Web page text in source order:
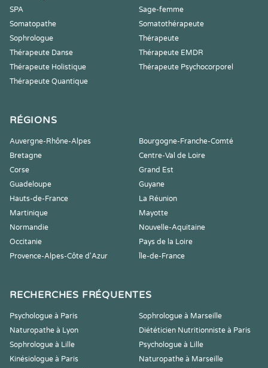
SPA
Sage-femme
Somatopathe
Somatothérapeute
Sophrologue
Thérapeute
Thérapeute Danse
Thérapeute EMDR
Thérapeute Holistique
Thérapeute Psychocorporel
Thérapeute Quantique
RÉGIONS
Auvergne-Rhône-Alpes
Bourgogne-Franche-Comté
Bretagne
Centre-Val de Loire
Corse
Grand Est
Guadeloupe
Guyane
Hauts-de-France
La Réunion
Martinique
Mayotte
Normandie
Nouvelle-Aquitaine
Occitanie
Pays de la Loire
Provence-Alpes-Côte d'Azur
Île-de-France
RECHERCHES FRÉQUENTES
Psychologue à Paris
Sophrologue à Marseille
Naturopathe à Lyon
Diététicien Nutritionniste à Paris
Sophrologue à Lille
Psychologue à Lille
Kinésiologue à Paris
Naturopathe à Marseille